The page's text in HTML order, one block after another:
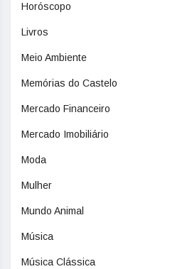
Horóscopo
Livros
Meio Ambiente
Memórias do Castelo
Mercado Financeiro
Mercado Imobiliário
Moda
Mulher
Mundo Animal
Música
Música Clássica